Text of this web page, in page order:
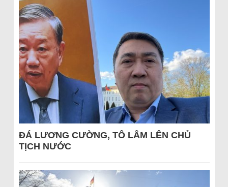
ĐÁ LƯƠNG CƯỜNG, TÔ LÂM LÊN CHỦ
TỊCH NƯỚC